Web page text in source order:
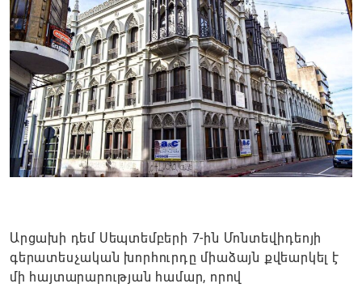
Արցախի դեմ Սեպտեմբերի 7-ին Մոնտեվիդեոյի
գերատեսչական խորհուրդը միաձայն քվեարկել է
մի հայտարարության համար, որով